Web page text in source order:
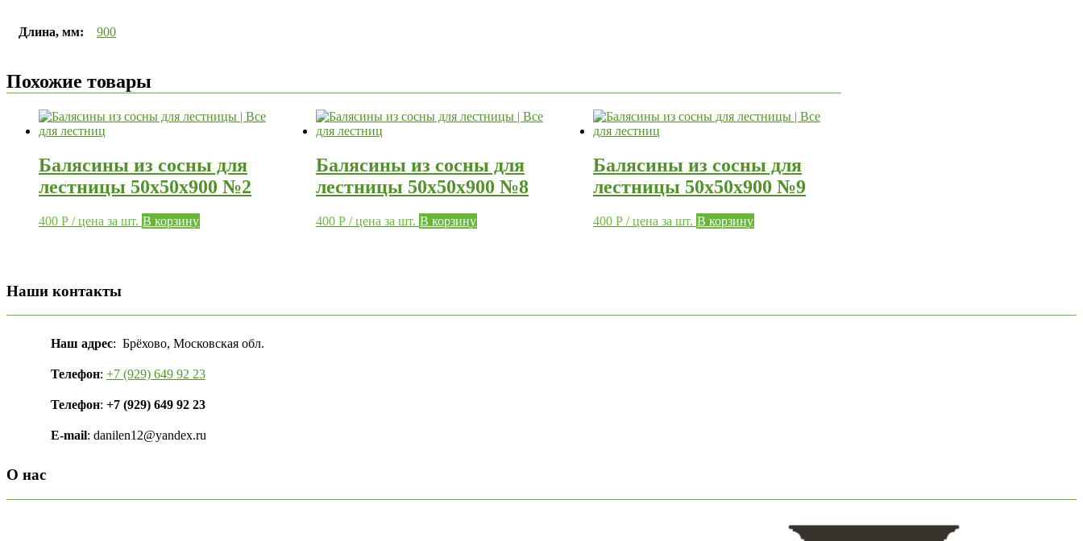
Длина, мм: 900
Похожие товары
Балясины из сосны для
лестницы 50х50х900 №2
400 Р / цена за шт. В корзину
Балясины из сосны для
лестницы 50х50х900 №8
400Р / цена за шт. В корзину
Балясины из сосны для
лестницы 50х50х900 №9
400Р / цена за шт. В корзину
Наши контакты
Наш адрес: Брёхово, Московская обл.
Телефон: +7 (929) 649 92 23
Телефон: +7 (929) 649 92 23
E-mail: danilen12@yandex.ru
О нас